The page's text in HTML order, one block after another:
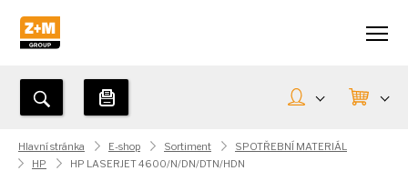
Hlavní stránka E-shop Sortiment
SPOTŘEBNÍ MATERIÁL
HP
HP LASERJET 4600/N/DN/DTN/HDN